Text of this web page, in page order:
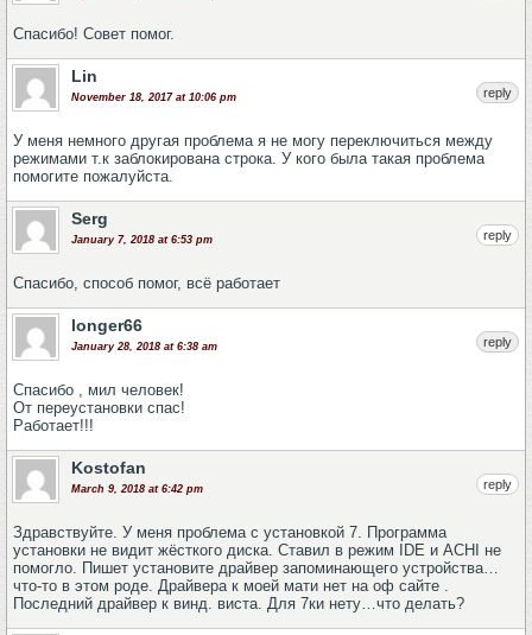
Спасибо! Совет помог.
Lin
November 18, 2017 at 10:06 pm
У меня немного другая проблема я не могу переключиться между
режимами т.к заблокирована строка. У кого была такая проблема
помогите пожалуйста.
reply
Serg
January 7, 2018 at 6:53 pm
Спасибо, способ помог, всё работает
reply
longer66
January 28, 2018 at 6:38 am
Спасибо , мил человек!
От переустановки спас!
Работает!!!
reply
Kostofan
March 9, 2018 at 6:42 pm
Здравствуйте. У меня проблема с установкой 7. Программа
установки не видит жёсткого диска. Ставил в режим IDE и ACHI не
помогло. Пишет установите драйвер запоминающего устройства…
что-то в этом роде. Драйвера к моей мати нет на оф сайте .
Последний драйвер к винд. виста. Для 7ки нету…что делать?
reply